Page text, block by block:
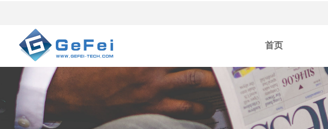
首页